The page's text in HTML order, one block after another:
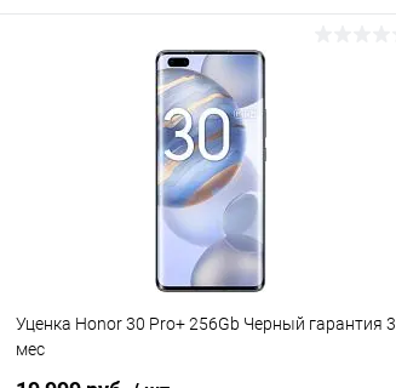
В корзину
Под заказ
Уценка Honor 30 Pro+ 256Gb Черный гарантия 3
мес